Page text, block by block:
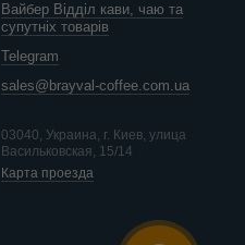
Вайбер Відділ кави, чаю та
супутніх товарів
Telegram
sales@brayval-coffee.com.ua
03040, Украина, г. Киев, улица
Васильковская, 15/14
Карта проезда